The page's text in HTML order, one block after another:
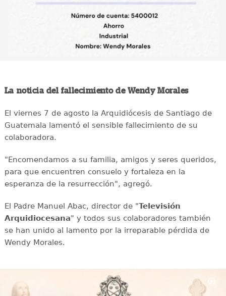
La noticia del fallecimiento de Wendy Morales
El viernes 7 de agosto la Arquidiócesis de Santiago de
Guatemala lamentó el sensible fallecimiento de su
colaboradora.
"Encomendamos a su familia, amigos y seres queridos,
para que encuentren consuelo y fortaleza en la
esperanza de la resurrección", agregó.
El Padre Manuel Abac, director de "Televisión
Arquidiocesana" y todos sus colaboradores también
se han unido al lamento por la irreparable pérdida de
Wendy Morales.